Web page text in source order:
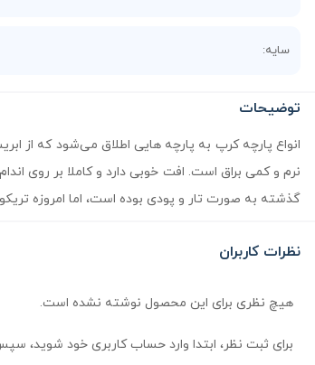
سایه:
توضیحات
انواع پارچه کرپ به پارچه هایی اطلاق می‌شود که از
نرم و کمی براق است. افت خوبی دارد و کاملا بر روی
گذشته به صورت تار و پودی بوده است، اما امروزه
نظرات کاربران
هیچ نظری برای این محصول نوشته نشده است.
برای ثبت نظر، ابتدا وارد حساب کاربری خود شوید،